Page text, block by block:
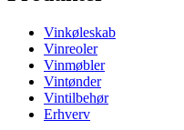
Vinkøleskab
Vinreoler
Vinmøbler
Vintønder
Vintilbehør
Erhverv